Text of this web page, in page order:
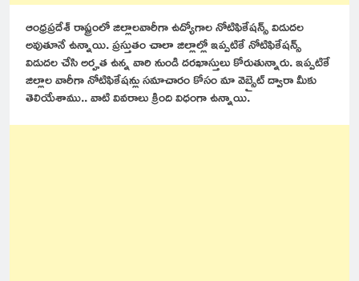
ఆంధ్రప్రదేశ్ రాష్ట్రంలో జిల్లాలవారీగా ఉద్యోగాల నోటిఫికేషన్స్ విడుదల
అవుతూనే ఉన్నాయి. ప్రస్తుతం చాలా జిల్లాల్లో ఇప్పటికే నోటిఫికేషన్స్
విడుదల చేసి అర్హత ఉన్న వారి నుండి దరఖాస్తులు కోరుతున్నారు. ఇప్పటికే
జిల్లాల వారీగా నోటిఫికేషన్లు సమాచారం కోసం మా వెబ్సైట్ ద్వారా మీకు
తెలియేశాము.. వాటి వివరాలు క్రింది విధంగా ఉన్నాయి.